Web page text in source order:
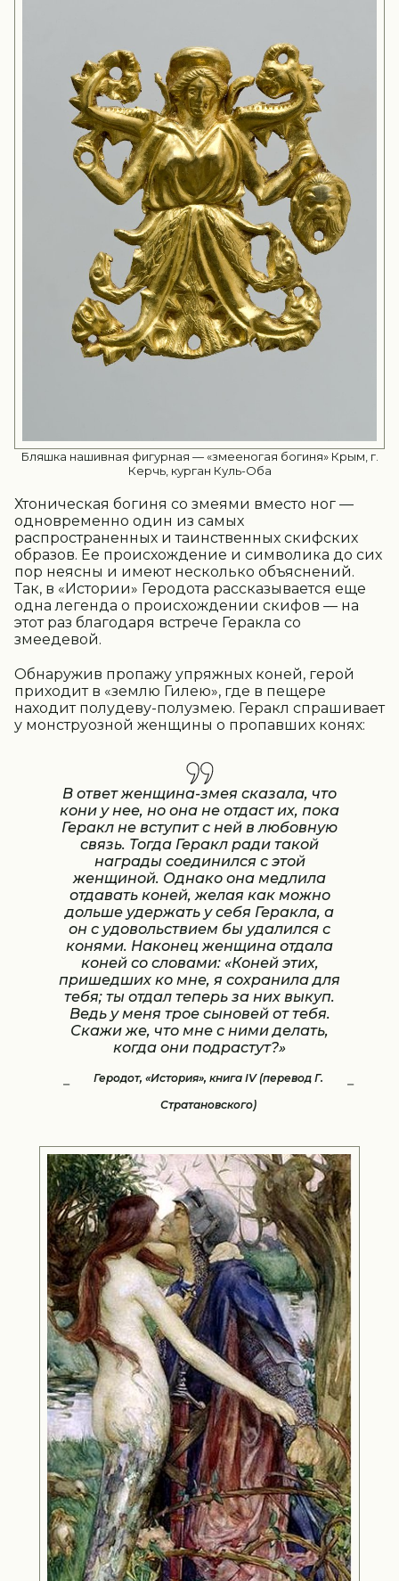
Бляшка нашивная фигурная — «змееногая богиня» Крым, г.
Керчь, курган Куль-Оба
Хтоническая богиня со змеями вместо ног —
одновременно один из самых
распространенных и таинственных скифских
образов. Ее происхождение и символика до сих
пор неясны и имеют несколько объяснений.
Так, в «Истории» Геродота рассказывается еще
одна легенда о происхождении скифов — на
этот раз благодаря встрече Геракла со
змеедевой.
Обнаружив пропажу упряжных коней, герой
приходит в «землю Гилею», где в пещере
находит полудеву-полузмею. Геракл спрашивает
у монструозной женщины о пропавших конях:
В ответ женщина-змея сказала, что
кони у нее, но она не отдаст их, пока
Геракл не вступит с ней в любовную
связь. Тогда Геракл ради такой
награды соединился с этой
женщиной. Однако она медлила
отдавать коней, желая как можно
дольше удержать у себя Геракла, а
он с удовольствием бы удалился с
конями. Наконец женщина отдала
коней со словами: «Коней этих,
пришедших ко мне, я сохранила для
тебя; ты отдал теперь за них выкуп.
Ведь у меня трое сыновей от тебя.
Скажи же, что мне с ними делать,
когда они подрастут?»
Геродот, «История», книга IV (перевод Г.
Стратановского)